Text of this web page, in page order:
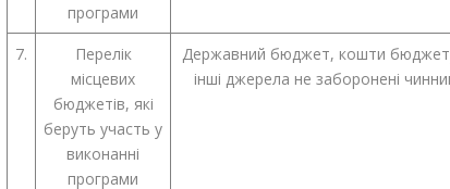
програми
7.
Перелік
місцевих
бюджетів, які
беруть участь у
виконанні
програми
Державний бюджет, кошти бюджету
інші джерела не заборонені